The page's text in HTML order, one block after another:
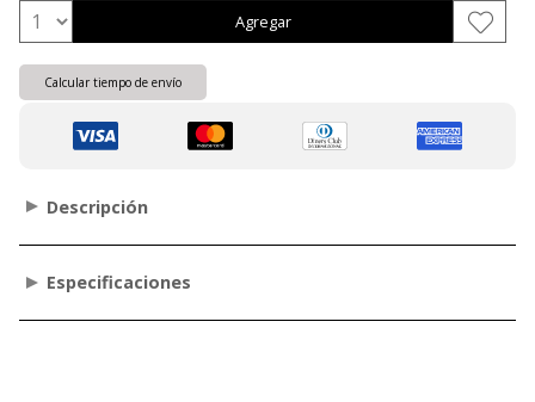
Agregar
Calcular tiempo de envío
Descripción
Especificaciones